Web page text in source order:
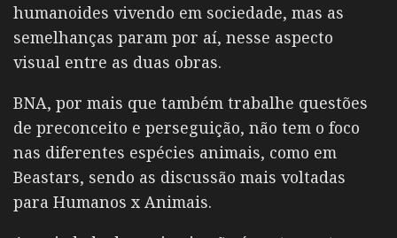
humanoides vivendo em sociedade, mas as
semelhanças param por aí, nesse aspecto
visual entre as duas obras.
BNA, por mais que também trabalhe questões
de preconceito e perseguição, não tem o foco
nas diferentes espécies animais, como em
Beastars, sendo as discussão mais voltadas
para Humanos x Animais.